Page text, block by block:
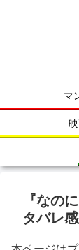
マ
『なの
タバレ